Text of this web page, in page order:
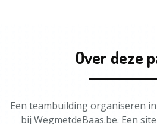
Over deze
Een teambuilding organiseren
bij WegmetdeBaas.be. Een